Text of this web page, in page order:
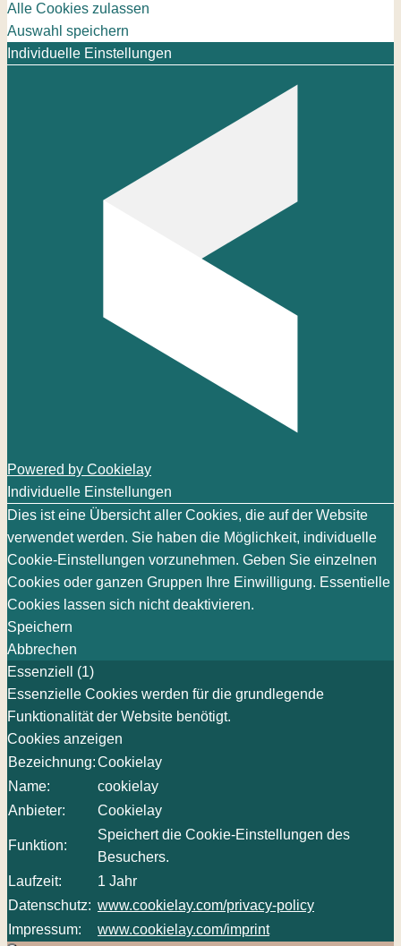
Alle Cookies zulassen
Auswahl speichern
Individuelle Einstellungen
Powered by Cookielay
Individuelle Einstellungen
Dies ist eine Übersicht aller Cookies, die auf der Website
verwendet werden. Sie haben die Möglichkeit, individuelle
Cookie-Einstellungen vorzunehmen. Geben Sie einzelnen
Cookies oder ganzen Gruppen Ihre Einwilligung. Essentielle
Cookies lassen sich nicht deaktivieren.
Speichern
Abbrechen
Essenziell (1)
Essenzielle Cookies werden für die grundlegende
Funktionalität der Website benötigt.
Cookies anzeigen
Bezeichnung:Cookielay
Name:
cookielay
Anbieter:
Cookielay
Funktion:
Speichert die Cookie-Einstellungen des
Besuchers.
Laufzeit:
1 Jahr
Datenschutz: www.cookielay.com/privacy-policy
Impressum:
www.cookielay.com/imprint